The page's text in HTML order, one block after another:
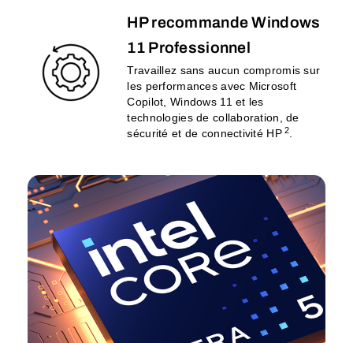
HP recommande Windows
11 Professionnel
Travaillez sans aucun compromis sur
les performances avec Microsoft
Copilot, Windows 11 et les
technologies de collaboration, de
sécurité et de connectivité HP 2.